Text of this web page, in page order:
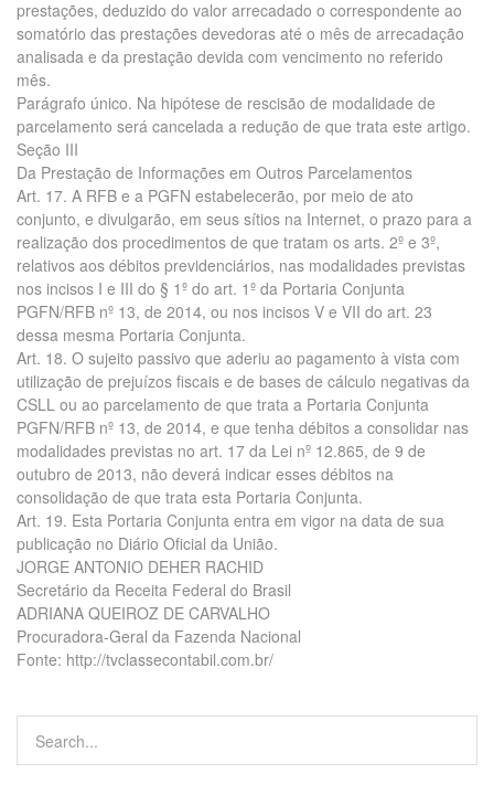
prestações, deduzido do valor arrecadado o correspondente ao
somatório das prestações devedoras até o mês de arrecadação
analisada e da prestação devida com vencimento no referido
mês.
Parágrafo único. Na hipótese de rescisão de modalidade de
parcelamento será cancelada a redução de que trata este artigo.
Seção III
Da Prestação de Informações em Outros Parcelamentos
Art. 17. A RFB e a PGFN estabelecerão, por meio de ato
conjunto, e divulgarão, em seus sítios na Internet, o prazo para a
realização dos procedimentos de que tratam os arts. 2º e 3º,
relativos aos débitos previdenciários, nas modalidades previstas
nos incisos I e III do § 1º do art. 1º da Portaria Conjunta
PGFN/RFB nº 13, de 2014, ou nos incisos V e VII do art. 23
dessa mesma Portaria Conjunta.
Art. 18. O sujeito passivo que aderiu ao pagamento à vista com
utilização de prejuízos fiscais e de bases de cálculo negativas da
CSLL ou ao parcelamento de que trata a Portaria Conjunta
PGFN/RFB nº 13, de 2014, e que tenha débitos a consolidar nas
modalidades previstas no art. 17 da Lei nº 12.865, de 9 de
outubro de 2013, não deverá indicar esses débitos na
consolidação de que trata esta Portaria Conjunta.
Art. 19. Esta Portaria Conjunta entra em vigor na data de sua
publicação no Diário Oficial da União.
JORGE ANTONIO DEHER RACHID
Secretário da Receita Federal do Brasil
ADRIANA QUEIROZ DE CARVALHO
Procuradora-Geral da Fazenda Nacional
Fonte: http://tvclassecontabil.com.br/